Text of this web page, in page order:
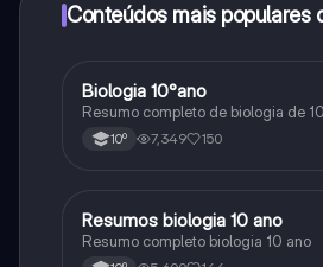
Conteúdos mais populares
Biologia
Biologia 10°ano
Resumo completo de biologia de
10º 7,349 150
Biologia
Resumos biologia 10 ano
Resumo completo biologia 10 ano